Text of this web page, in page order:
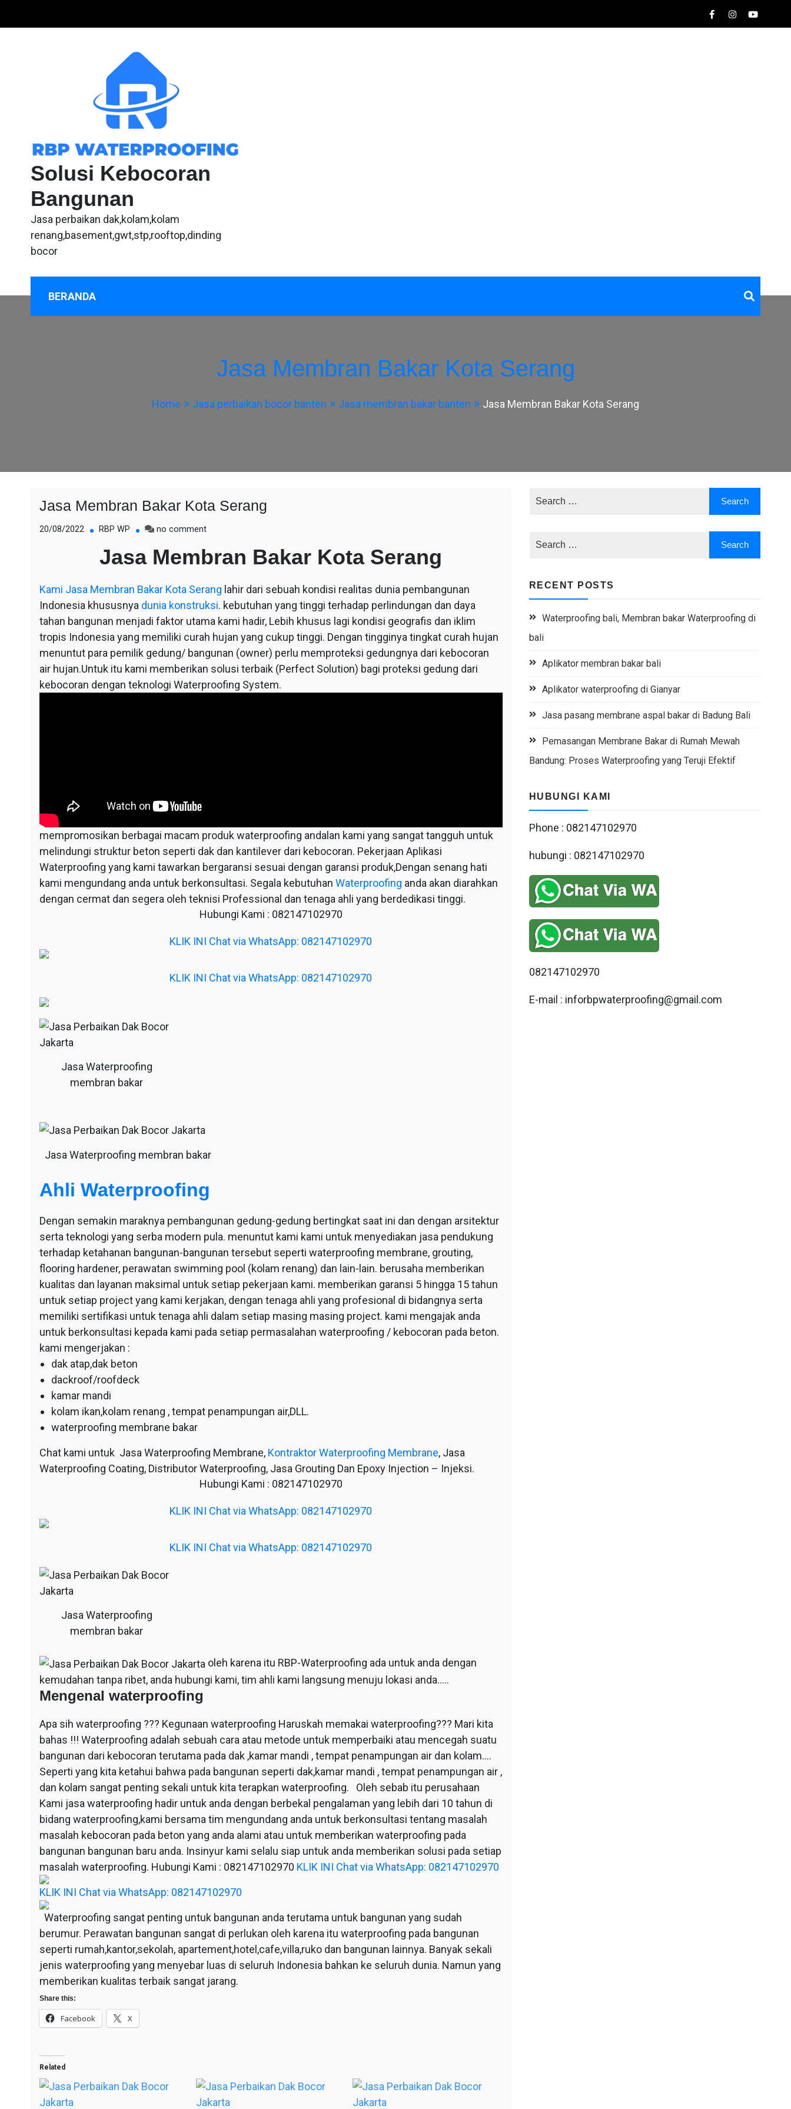
Solusi Kebocoran
Bangunan
Jasa perbaikan dak,kolam,kolam
renang,basement,gwt,stp,rooftop,dinding
bocor
BERANDA
Jasa Membran Bakar Kota Serang
Home Jasa perbaikan bocor banten Jasa membran bakar banten Jasa Membran Bakar Kota Serang
Jasa Membran Bakar Kota Serang
20/08/2022 RBP WP no commenton
Membran
Bakar
Serang
Jasa Membran Bakar Kota Serang
Kami Jasa Membran Bakar Kota Serang lahir dari sebuah kondisi realitas dunia pembangunan
Indonesia khususnya dunia konstruksi. kebutuhan yang tinggi terhadap perlindungan dan daya
tahan bangunan menjadi faktor utama kami hadir, Lebih khusus lagi kondisi geografis dan iklim
tropis Indonesia yang memiliki curah hujan yang cukup tinggi. Dengan tingginya tingkat curah hujan
menuntut para pemilik gedung/ bangunan (owner) perlu memproteksi gedungnya dari kebocoran
air hujan.Untuk itu kami memberikan solusi terbaik (Perfect Solution) bagi proteksi gedung dari
kebocoran dengan teknologi Waterproofing System.
mempromosikan berbagai macam produk waterproofing andalan kami yang sangat tangguh untuk
melindungi struktur beton seperti dak dan kantilever dari kebocoran. Pekerjaan Aplikasi
Waterproofing yang kami tawarkan bergaransi sesuai dengan garansi produk,Dengan senang hati
kami mengundang anda untuk berkonsultasi. Segala kebutuhan Waterproofing anda akan diarahkan
dengan cermat dan segera oleh teknisi Professional dan tenaga ahli yang berdedikasi tinggi.
Hubungi Kami : 082147102970
KLIK INI Chat via WhatsApp: 082147102970
KLIK INI Chat via WhatsApp: 082147102970
Jasa Waterproofing
membran bakar
Jasa Waterproofing membran bakar
Ahli Waterproofing
Dengan semakin maraknya pembangunan gedung-gedung bertingkat saat ini dan dengan arsitektur
serta teknologi yang serba modern pula. menuntut kami kami untuk menyediakan jasa pendukung
terhadap ketahanan bangunan-bangunan tersebut seperti waterproofing membrane, grouting,
flooring hardener, perawatan swimming pool (kolam renang) dan lain-lain. berusaha memberikan
kualitas dan layanan maksimal untuk setiap pekerjaan kami. memberikan garansi 5 hingga 15 tahun
untuk setiap project yang kami kerjakan, dengan tenaga ahli yang profesional di bidangnya serta
memiliki sertifikasi untuk tenaga ahli dalam setiap masing masing project. kami mengajak anda
untuk berkonsultasi kepada kami pada setiap permasalahan waterproofing / kebocoran pada beton.
kami mengerjakan :
dak atap,dak beton
dackroof/roofdeck
kamar mandi
kolam ikan,kolam renang , tempat penampungan air,DLL.
waterproofing membrane bakar
Chat kami untuk Jasa Waterproofing Membrane, Kontraktor Waterproofing Membrane, Jasa
Waterproofing Coating, Distributor Waterproofing, Jasa Grouting Dan Epoxy Injection – Injeksi.
Hubungi Kami : 082147102970
KLIK INI Chat via WhatsApp: 082147102970
KLIK INI Chat via WhatsApp: 082147102970
Jasa Waterproofing
membran bakar
oleh karena itu RBP-Waterproofing ada untuk anda dengan
kemudahan tanpa ribet, anda hubungi kami, tim ahli kami langsung menuju lokasi anda…..
Mengenal waterproofing
Apa sih waterproofing ??? Kegunaan waterproofing Haruskah memakai waterproofing??? Mari kita
bahas !!! Waterproofing adalah sebuah cara atau metode untuk memperbaiki atau mencegah suatu
bangunan dari kebocoran terutama pada dak ,kamar mandi , tempat penampungan air dan kolam….
Seperti yang kita ketahui bahwa pada bangunan seperti dak,kamar mandi , tempat penampungan air ,
dan kolam sangat penting sekali untuk kita terapkan waterproofing. Oleh sebab itu perusahaan
Kami jasa waterproofing hadir untuk anda dengan berbekal pengalaman yang lebih dari 10 tahun di
bidang waterproofing,kami bersama tim mengundang anda untuk berkonsultasi tentang masalah
masalah kebocoran pada beton yang anda alami atau untuk memberikan waterproofing pada
bangunan bangunan baru anda. Insinyur kami selalu siap untuk anda memberikan solusi pada setiap
masalah waterproofing. Hubungi Kami : 082147102970 KLIK INI Chat via WhatsApp: 082147102970
KLIK INI Chat via WhatsApp: 082147102970
Waterproofing sangat penting untuk bangunan anda terutama untuk bangunan yang sudah
berumur. Perawatan bangunan sangat di perlukan oleh karena itu waterproofing pada bangunan
seperti rumah,kantor,sekolah, apartement,hotel,cafe,villa,ruko dan bangunan lainnya. Banyak sekali
jenis waterproofing yang menyebar luas di seluruh Indonesia bahkan ke seluruh dunia. Namun yang
memberikan kualitas terbaik sangat jarang.
Share this:
Facebook X
Related
RECENT POSTS
Waterproofing bali, Membran bakar Waterproofing di
bali
Aplikator membran bakar bali
Aplikator waterproofing di Gianyar
Jasa pasang membrane aspal bakar di Badung Bali
Pemasangan Membrane Bakar di Rumah Mewah
Bandung: Proses Waterproofing yang Teruji Efektif
HUBUNGI KAMI
Phone : 082147102970
hubungi : 082147102970
082147102970
E-mail : inforbpwaterproofing@gmail.com